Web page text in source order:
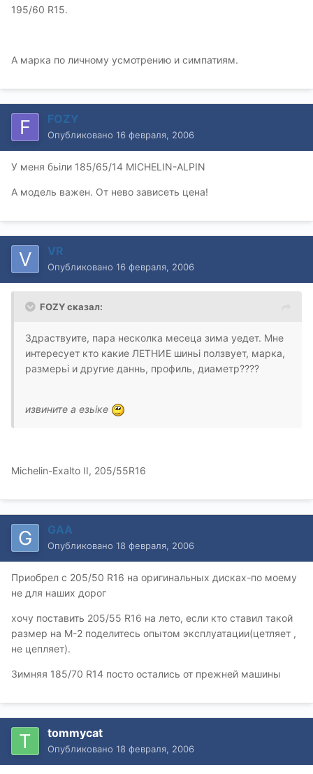
195/60 R15.
А марка по личному усмотрению и симпатиям.
FOZY
Опубликовано 16 февраля, 2006
У меня бьiли 185/65/14 MICHELIN-ALPIN
А модель важен. От нево зависеть цена!
VR
Опубликовано 16 февраля, 2006
FOZY сказал:
Здраствуите, пара несколка месеца зима уедет. Мне
интересует кто какие ЛЕТНИЕ шиньi ползвует, марка,
размерьi и другие даннь, профиль, диаметр????
извините а езьiке
Michelin-Exalto II, 205/55R16
GAA
Опубликовано 18 февраля, 2006
Приобрел с 205/50 R16 на оригинальных дисках-по моему
не для наших дорог
хочу поставить 205/55 R16 на лето, если кто ставил такой
размер на М-2 поделитесь опытом эксплуатации(цетляет ,
не цепляет).
Зимняя 185/70 R14 посто остались от прежней машины
tommycat
Опубликовано 18 февраля, 2006